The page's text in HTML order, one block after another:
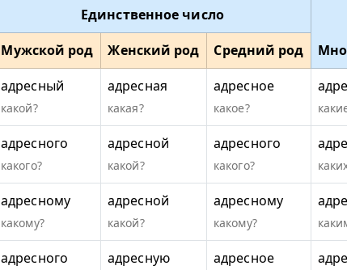
Единственное число
Мужской род Женский род
Средний род
адресный
какой?
адресная
какая?
адресное
какое?
адресного
какого?
адресной
какой?
адресного
какого?
адресному
какому?
адресной
какой?
адресному
какому?
адресного адресную адресное